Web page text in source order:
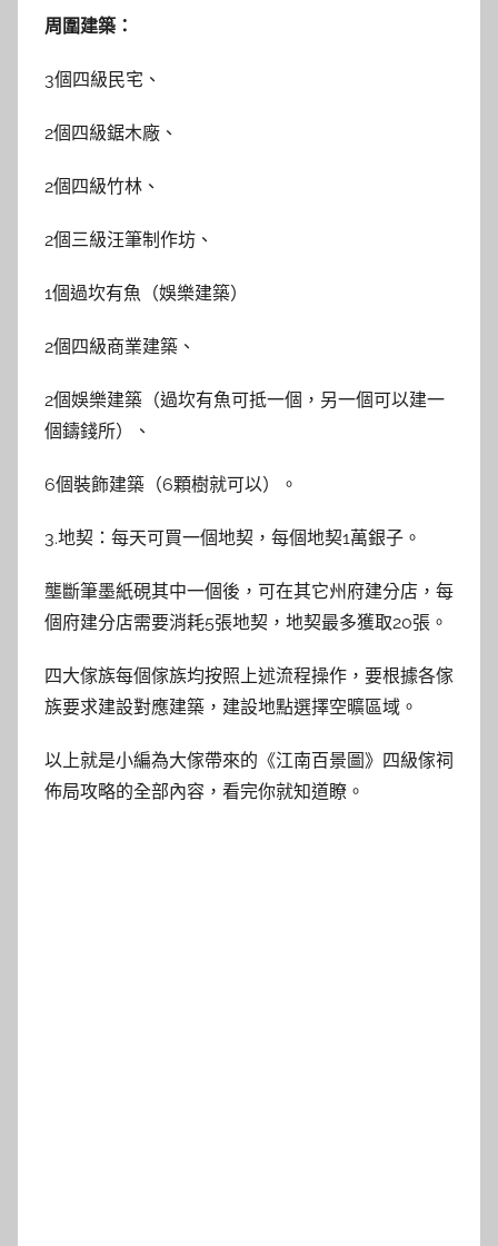
周圍建築：
3個四級民宅、
2個四級鋸木廠、
2個四級竹林、
2個三級汪筆制作坊、
1個過坎有魚（娛樂建築）
2個四級商業建築、
2個娛樂建築（過坎有魚可抵一個，另一個可以建一
個鑄錢所）、
6個裝飾建築（6顆樹就可以）。
3.地契：每天可買一個地契，每個地契1萬銀子。
壟斷筆墨紙硯其中一個後，可在其它州府建分店，每
個府建分店需要消耗5張地契，地契最多獲取20張。
四大傢族每個傢族均按照上述流程操作，要根據各傢
族要求建設對應建築，建設地點選擇空曠區域。
以上就是小編為大傢帶來的《江南百景圖》四級傢祠
佈局攻略的全部內容，看完你就知道瞭。